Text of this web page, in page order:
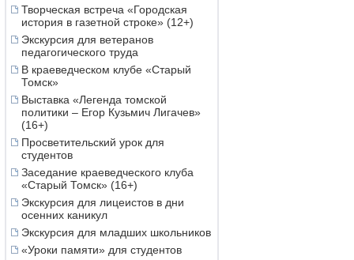
Творческая встреча «Городская
история в газетной строке» (12+)
Экскурсия для ветеранов
педагогического труда
В краеведческом клубе «Старый
Томск»
Выставка «Легенда томской
политики – Егор Кузьмич Лигачев»
(16+)
Просветительский урок для
студентов
Заседание краеведческого клуба
«Старый Томск» (16+)
Экскурсия для лицеистов в дни
осенних каникул
Экскурсия для младших школьников
«Уроки памяти» для студентов